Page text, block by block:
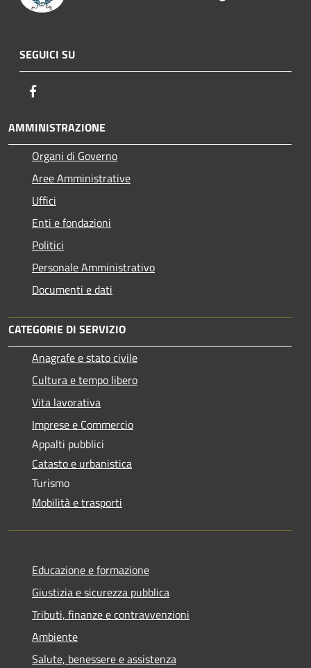
SEGUICI SU
AMMINISTRAZIONE
Organi di Governo
Aree Amministrative
Uffici
Enti e fondazioni
Politici
Personale Amministrativo
Documenti e dati
CATEGORIE DI SERVIZIO
Anagrafe e stato civile
Cultura e tempo libero
Vita lavorativa
Imprese e Commercio
Appalti pubblici
Catasto e urbanistica
Turismo
Mobilità e trasporti
Educazione e formazione
Giustizia e sicurezza pubblica
Tributi, finanze e contravvenzioni
Ambiente
Salute, benessere e assistenza